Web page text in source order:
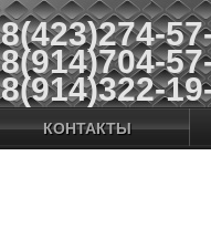
8(423)274-
8(914)704-
8(914)322-
КОНТАКТЫ